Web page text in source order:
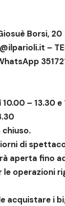
Borsi, 20
–
– 13.30 e
chiuso.
di
aperta fino
operazioni
acquistare i